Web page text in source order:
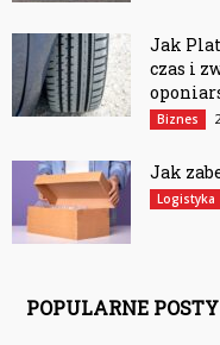
Jak
czas i
Biznes
Jak
Logistyka
POPULARNE POSTY